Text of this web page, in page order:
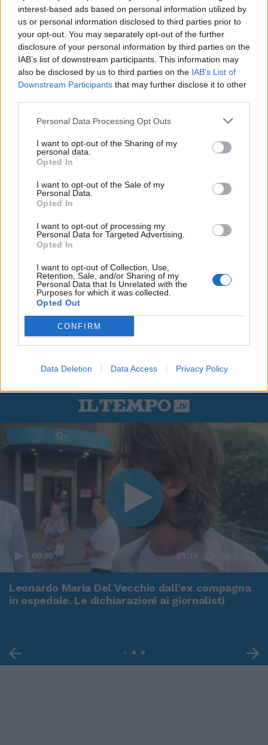
interest-based ads based on personal information utilized by
us or personal information disclosed to third parties prior to
your opt-out. You may separately opt-out of the further
disclosure of your personal information by third parties on the
IAB’s list of downstream participants. This information may
also be disclosed by us to third parties on the IAB’s List of
Downstream Participants that may further disclose it to other
Personal Data Processing Opt Outs
I want to opt-out of the Sharing of my
personal data.
Opted In
I want to opt-out of the Sale of my
Personal Data.
Opted In
I want to opt-out of processing my
Personal Data for Targeted Advertising.
Opted In
I want to opt-out of Collection, Use,
Retention, Sale, and/or Sharing of my
Personal Data that Is Unrelated with the
Purposes for which it was collected.
Opted Out
CONFIRM
Data Deletion Data Access Privacy Policy
00:00 01:16
Leonardo Maria Del Vecchio dall'ex compagna
in ospedale. Le dichiarazioni ai giornalisti